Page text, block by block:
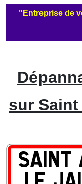
"Entreprise de
sur